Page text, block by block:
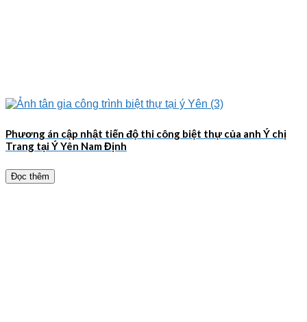
Phương án cập nhật tiến độ thi công biệt thự của anh Ý chị
Trang tại Ý Yên Nam Định
Đọc thêm